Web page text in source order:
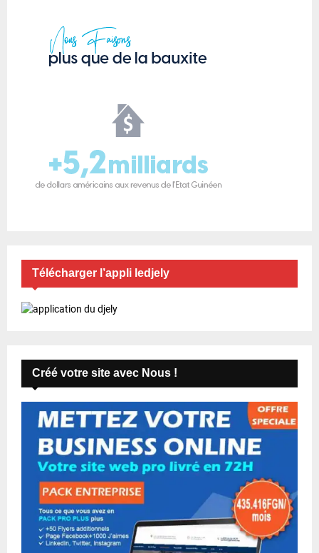
Télécharger l’appli ledjely
Créé votre site avec Nous !